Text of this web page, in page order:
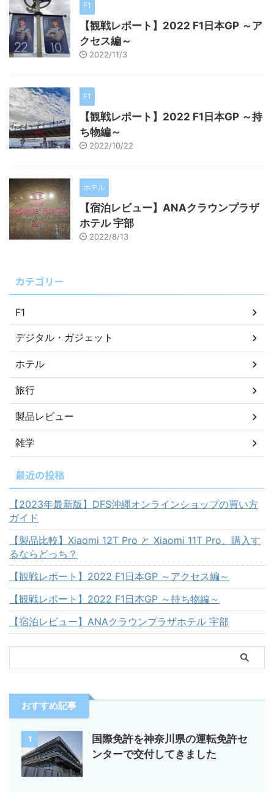
F1
【観戦レポート】2022 F1日本GP ～ア
クセス編～
2022/11/3
F1
【観戦レポート】2022 F1日本GP ～持
ち物編～
2022/10/22
ホテル
【宿泊レビュー】ANAクラウンプラザ
ホテル 宇部
2022/8/13
カテゴリー
F1
デジタル・ガジェット
ホテル
旅行
製品レビュー
雑学
最近の投稿
【2023年最新版】DFS沖縄オンラインショップの買い方
ガイド
【製品比較】Xiaomi 12T Pro と Xiaomi 11T Pro、購入す
るならどっち？
【観戦レポート】2022 F1日本GP ～アクセス編～
【観戦レポート】2022 F1日本GP ～持ち物編～
【宿泊レビュー】ANAクラウンプラザホテル 宇部
おすすめ記事
1
国際免許を神奈川県の運転免許セ
ンターで交付してきました